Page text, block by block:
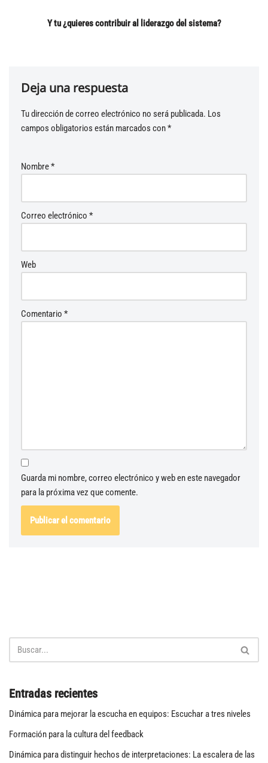
Y tu ¿quieres contribuir al liderazgo del sistema?
Deja una respuesta
Tu dirección de correo electrónico no será publicada. Los
campos obligatorios están marcados con*
Nombre*
Correo electrónico *
Web
Comentario *
Guarda mi nombre, correo electrónico y web en este navegador
para la próxima vez que comente.
A
lt
n
ti
v
Entradas recientes
Dinámica para mejorar la escucha en equipos: Escuchar a tres niveles
Formación para la cultura del feedback
Dinámica para distinguir hechos de interpretaciones: La escalera de las